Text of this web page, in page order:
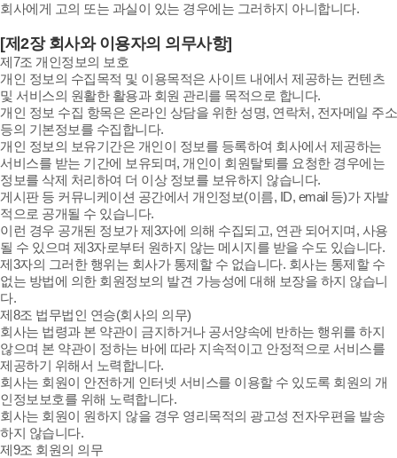
회사에게 고의 또는 과실이 있는 경우에는 그러하지 아니합니다.
[제2장 회사와 이용자의 의무사항]
제7조 개인정보의 보호
개인 정보의 수집목적 및 이용목적은 사이트 내에서 제공하는 컨텐츠
및 서비스의 원활한 활용과 회원 관리를 목적으로 합니다.
개인 정보 수집 항목은 온라인 상담을 위한 성명, 연락처, 전자메일 주소
등의 기본정보를 수집합니다.
개인 정보의 보유기간은 개인이 정보를 등록하여 회사에서 제공하는
서비스를 받는 기간에 보유되며, 개인이 회원탈퇴를 요청한 경우에는
정보를 삭제 처리하여 더 이상 정보를 보유하지 않습니다.
게시판 등 커뮤니케이션 공간에서 개인정보(이름, ID, email 등)가 자발
적으로 공개될 수 있습니다.
이런 경우 공개된 정보가 제3자에 의해 수집되고, 연관 되어지며, 사용
될 수 있으며 제3자로부터 원하지 않는 메시지를 받을 수도 있습니다.
제3자의 그러한 행위는 회사가 통제할 수 없습니다. 회사는 통제할 수
없는 방법에 의한 회원정보의 발견 가능성에 대해 보장을 하지 않습니
다.
제8조 법무법인 연승(회사의 의무)
회사는 법령과 본 약관이 금지하거나 공서양속에 반하는 행위를 하지
않으며 본 약관이 정하는 바에 따라 지속적이고 안정적으로 서비스를
제공하기 위해서 노력합니다.
회사는 회원이 안전하게 인터넷 서비스를 이용할 수 있도록 회원의 개
인정보보호를 위해 노력합니다.
회사는 회원이 원하지 않을 경우 영리목적의 광고성 전자우편을 발송
하지 않습니다.
제9조 회원의 의무